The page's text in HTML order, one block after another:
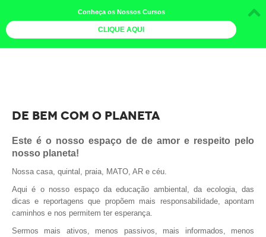
MAIS
QUEM SOMOS
BOLETINS
GALERIA DE FOTOS
DE BEM COM O PLANETA
Este é o nosso espaço de de amor e respeito pelo
nosso planeta!
Nossa casa, quintal, praia, MATO, AR e céu.
Aqui é o nosso espaço da educação ambiental, da ecologia, das
dicas e reportagens que propõem mais responsabilidade, apontam
caminhos e nos permitem ter esperança.
Sermos mais ativos, menos passivos, mais informados, menos
Conheça os Nossos Cursos
CLIQUE AQUI